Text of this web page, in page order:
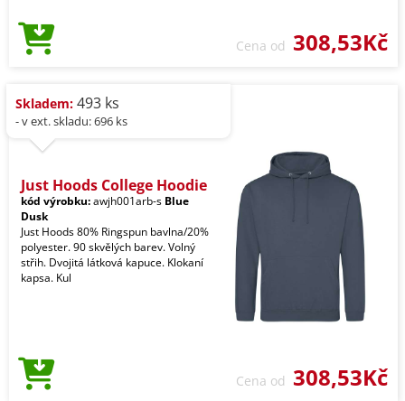
Cena od 308,53Kč
Skladem: 493 ks
- v ext. skladu: 696 ks
Just Hoods College Hoodie
kód výrobku:awjh001arb-s Blue
Dusk
Just Hoods 80% Ringspun bavlna/20%
polyester. 90 skvělých barev. Volný
střih. Dvojitá látková kapuce. Klokaní
kapsa. Kul
Cena od 308,53Kč